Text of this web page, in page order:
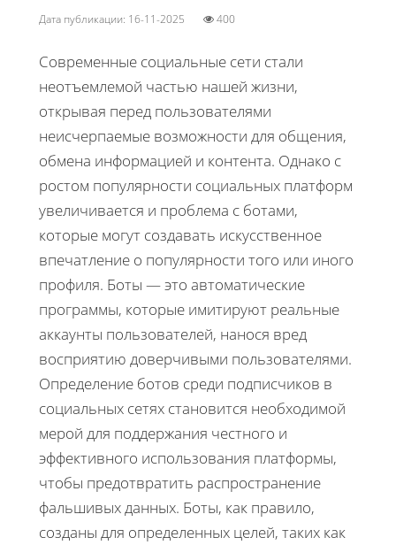
Дата публикации: 16-11-2025 400
Современные социальные сети стали
неотъемлемой частью нашей жизни,
открывая перед пользователями
неисчерпаемые возможности для общения,
обмена информацией и контента. Однако с
ростом популярности социальных платформ
увеличивается и проблема с ботами,
которые могут создавать искусственное
впечатление о популярности того или иного
профиля. Боты — это автоматические
программы, которые имитируют реальные
аккаунты пользователей, нанося вред
восприятию доверчивыми пользователями.
Определение ботов среди подписчиков в
социальных сетях становится необходимой
мерой для поддержания честного и
эффективного использования платформы,
чтобы предотвратить распространение
фальшивых данных. Боты, как правило,
созданы для определенных целей, таких как